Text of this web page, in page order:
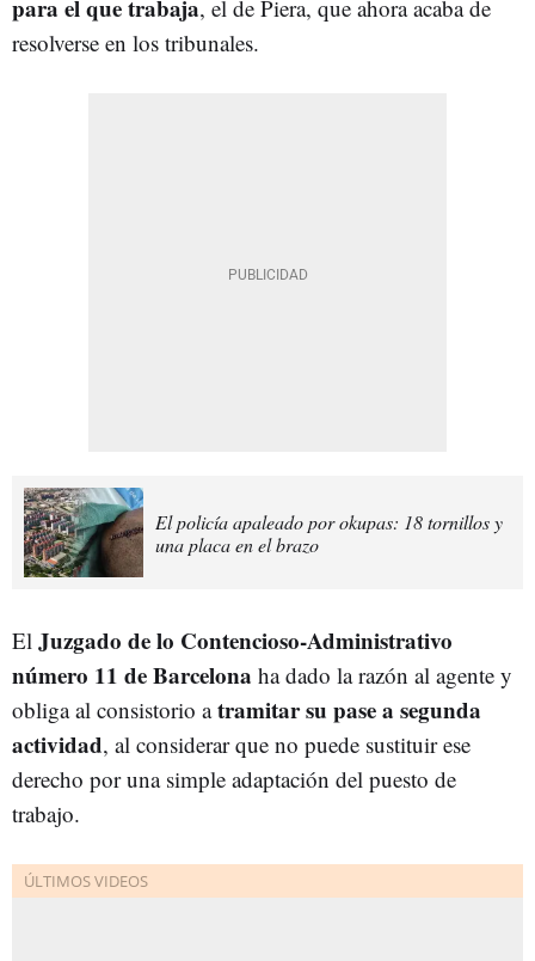
para el que trabaja, el de Piera, que ahora acaba de
resolverse en los tribunales.
El policía apaleado por okupas: 18 tornillos y
una placa en el brazo
El Juzgado de lo Contencioso-Administrativo
número 11 de Barcelona ha dado la razón al agente y
obliga al consistorio atramitar su pase a segunda
actividad, al considerar que no puede sustituir ese
derecho por una simple adaptación del puesto de
trabajo.